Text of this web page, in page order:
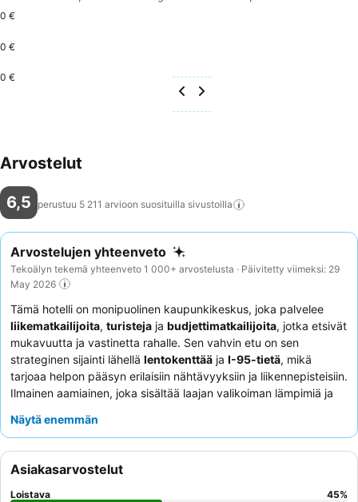
0 €
0 €
0 €
Arvostelut
6,5 perustuu 5 211 arvioon suosituilla sivustoilla
Arvostelujen yhteenveto
Tekoälyn tekemä yhteenveto 1 000+ arvostelusta · Päivitetty viimeksi: 29
May 2026
Tämä hotelli on monipuolinen kaupunkikeskus, joka palvelee
liikematkailijoita, turisteja ja budjettimatkailijoita, jotka etsivät
mukavuutta ja vastinetta rahalle. Sen vahvin etu on sen
strateginen sijainti lähellä lentokenttää ja I-95-tietä, mikä
tarjoaa helpon pääsyn erilaisiin nähtävyyksiin ja liikennepisteisiin.
Ilmainen aamiainen, joka sisältää laajan valikoiman lämpimiä ja
positiivisen alun päivälle monille vieraille. Vaikka henkilökunnan
yksittäisiä tiimin jäseniä heidän avuliaisuudestaan. Hiljaisempaa
oleskelua varten vieraiden tulisi pyytää huonetta, joka ei ole
moottoritien puolella.
Näytä enemmän
Asiakasarvostelut
Loistava 45%